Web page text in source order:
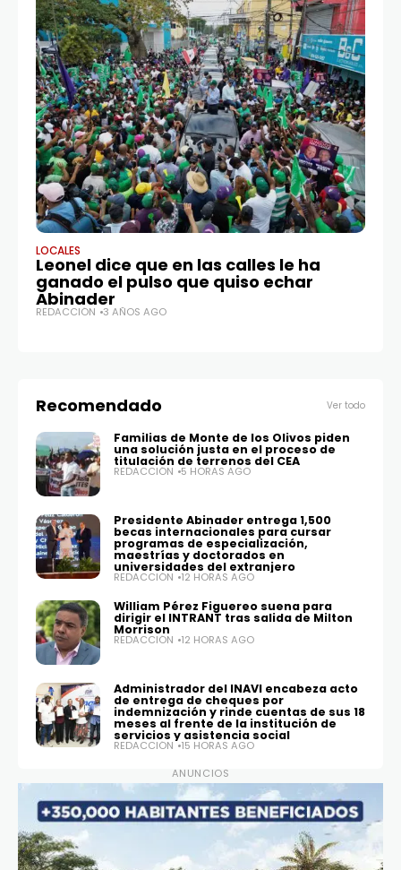
LOCALES
Leonel dice que en las calles le ha
ganado el pulso que quiso echar
Abinader
REDACCIÓN 3 AÑOS AGO
Recomendado Ver todo
Familias de Monte de los Olivos piden
una solución justa en el proceso de
titulación de terrenos del CEA
REDACCIÓN 5 HORAS AGO
Presidente Abinader entrega 1,500
becas internacionales para cursar
programas de especialización,
maestrías y doctorados en
universidades del extranjero
REDACCIÓN 12 HORAS AGO
William Pérez Figuereo suena para
dirigir el INTRANT tras salida de Milton
Morrison
REDACCIÓN 12 HORAS AGO
Administrador del INAVI encabeza acto
de entrega de cheques por
indemnización y rinde cuentas de sus 18
meses al frente de la institución de
servicios y asistencia social
REDACCIÓN
15 HORAS AGO
ANUNCIOS